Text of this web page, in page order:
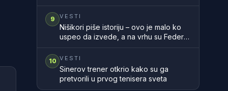
9 VESTI
Nišikori piše istoriju – ovo je malo ko
uspeo da izvede, a na vrhu su Federer
10 VESTI
Sinerov trener otkrio kako su ga
pretvorili u prvog tenisera sveta